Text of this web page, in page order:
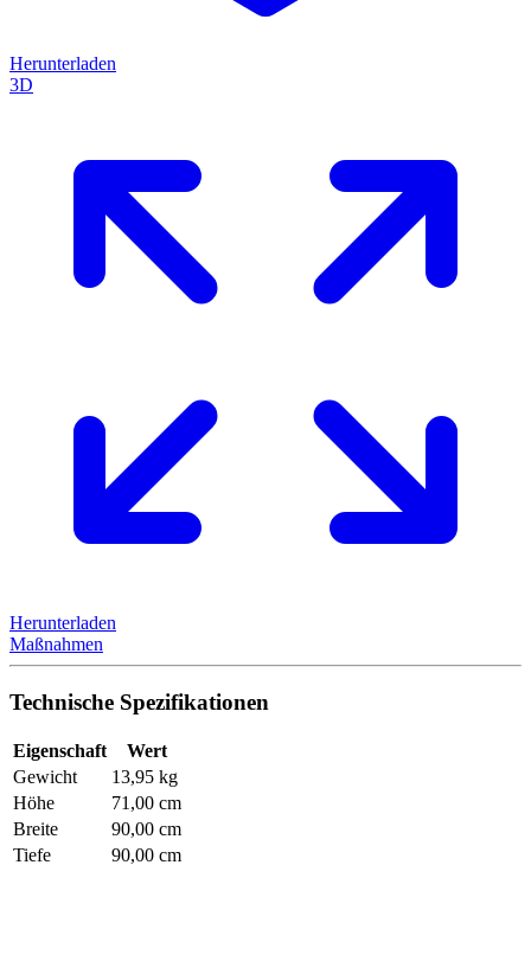
Herunterladen
3D
Herunterladen
Maßnahmen
Technische Spezifikationen
Eigenschaft
Wert
Gewicht
13,95 kg
Höhe
71,00 cm
Breite
90,00 cm
Tiefe
90,00 cm